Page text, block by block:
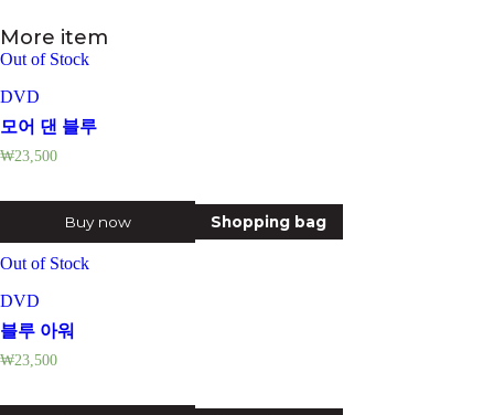
수
량
More item
Out of Stock
DVD
모어 댄 블루
₩23,500
Buy now Shopping bag
Out of Stock
DVD
블루 아워
₩23,500